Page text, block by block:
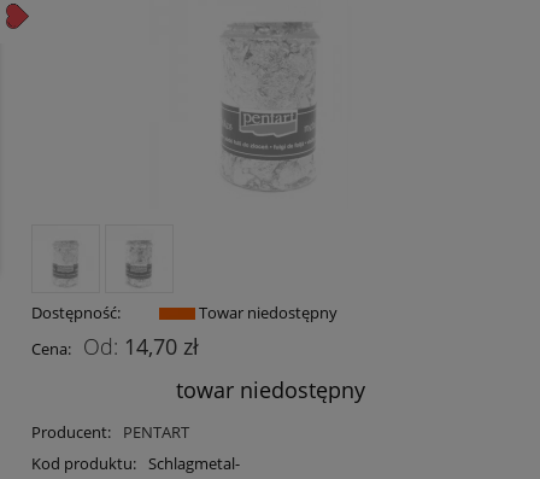
Dostępność:
Towar niedostępny
Cena:
14,70 zł
towar niedostępny
Producent:
PENTART
Kod produktu:
Schlagmetal-